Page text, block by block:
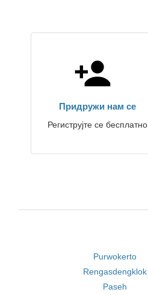
Придружи нам се
Региструјте се бесплатно
Purwokerto
Rengasdengklok
Paseh